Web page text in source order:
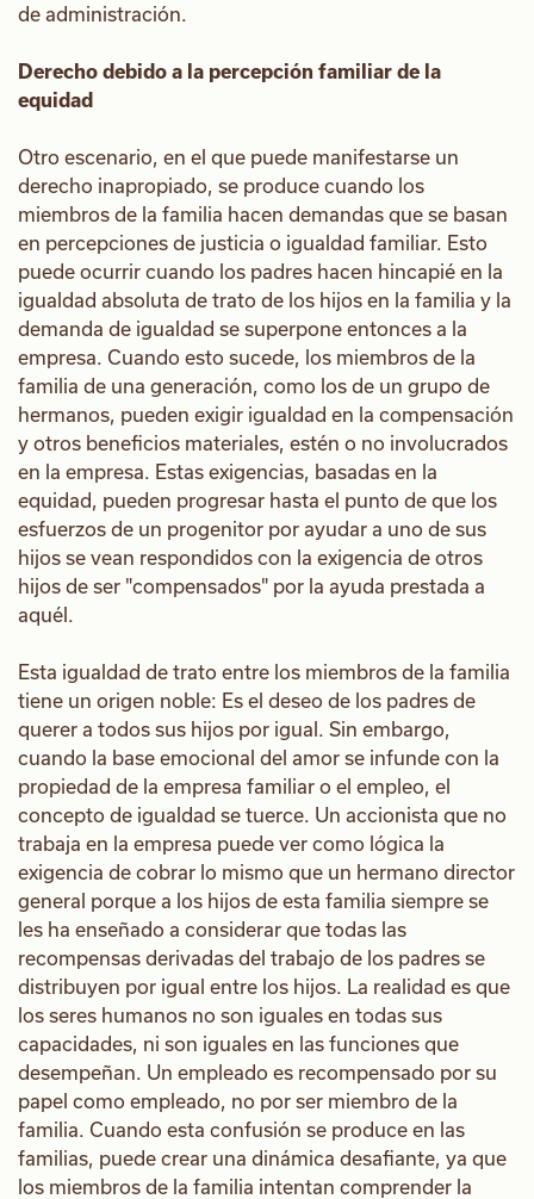
de administración.
Derecho debido a la percepción familiar de la
equidad
Otro escenario, en el que puede manifestarse un
derecho inapropiado, se produce cuando los
miembros de la familia hacen demandas que se basan
en percepciones de justicia o igualdad familiar. Esto
puede ocurrir cuando los padres hacen hincapié en la
igualdad absoluta de trato de los hijos en la familia y la
demanda de igualdad se superpone entonces a la
empresa. Cuando esto sucede, los miembros de la
familia de una generación, como los de un grupo de
hermanos, pueden exigir igualdad en la compensación
y otros beneficios materiales, estén o no involucrados
en la empresa. Estas exigencias, basadas en la
equidad, pueden progresar hasta el punto de que los
esfuerzos de un progenitor por ayudar a uno de sus
hijos se vean respondidos con la exigencia de otros
hijos de ser "compensados" por la ayuda prestada a
aquél.
Esta igualdad de trato entre los miembros de la familia
tiene un origen noble: Es el deseo de los padres de
querer a todos sus hijos por igual. Sin embargo,
cuando la base emocional del amor se infunde con la
propiedad de la empresa familiar o el empleo, el
concepto de igualdad se tuerce. Un accionista que no
trabaja en la empresa puede ver como lógica la
exigencia de cobrar lo mismo que un hermano director
general porque a los hijos de esta familia siempre se
les ha enseñado a considerar que todas las
recompensas derivadas del trabajo de los padres se
distribuyen por igual entre los hijos. La realidad es que
los seres humanos no son iguales en todas sus
capacidades, ni son iguales en las funciones que
desempeñan. Un empleado es recompensado por su
papel como empleado, no por ser miembro de la
familia. Cuando esta confusión se produce en las
familias, puede crear una dinámica desafiante, ya que
los miembros de la familia intentan comprender la